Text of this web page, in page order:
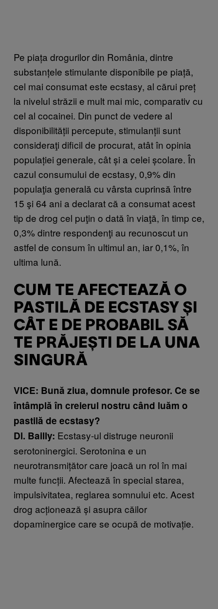
Pe piața drogurilor din România, dintre
substanțele stimulante disponibile pe piață,
cel mai consumat este ecstasy, al cărui preț
la nivelul străzii e mult mai mic, comparativ cu
cel al cocainei. Din punct de vedere al
disponibilității percepute, stimulanții sunt
consideraţi dificil de procurat, atât în opinia
populației generale, cât și a celei școlare. În
cazul consumului de ecstasy, 0,9% din
populaţia generală cu vârsta cuprinsă între
15 şi 64 ani a declarat că a consumat acest
tip de drog cel puţin o dată în viaţă, în timp ce,
0,3% dintre respondenţi au recunoscut un
astfel de consum în ultimul an, iar 0,1%, în
ultima lună.
CUM TE AFECTEAZĂ O
PASTILĂ DE ECSTASY ȘI
CÂT E DE PROBABIL SĂ
TE PRĂJEȘTI DE LA UNA
SINGURĂ
VICE: Bună ziua, domnule profesor. Ce se
întâmplă în creierul nostru când luăm o
pastilă de ecstasy?
Dl. Bailly: Ecstasy-ul distruge neuronii
serotoninergici. Serotonina e un
neurotransmițător care joacă un rol în mai
multe funcții. Afectează în special starea,
impulsivitatea, reglarea somnului etc. Acest
drog acționează și asupra căilor
dopaminergice care se ocupă de motivație.